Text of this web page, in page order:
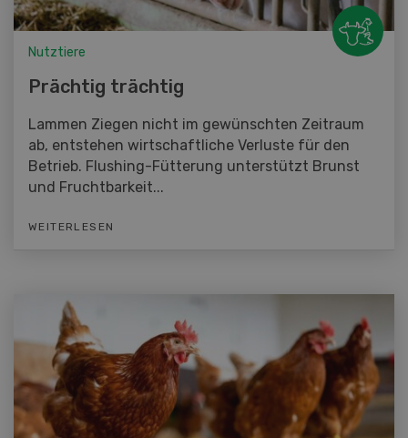
Nutztiere
Prächtig trächtig
Lammen Ziegen nicht im gewünschten Zeitraum
ab, entstehen wirtschaftliche Verluste für den
Betrieb. Flushing-Fütterung unterstützt Brunst
und Fruchtbarkeit...
WEITERLESEN